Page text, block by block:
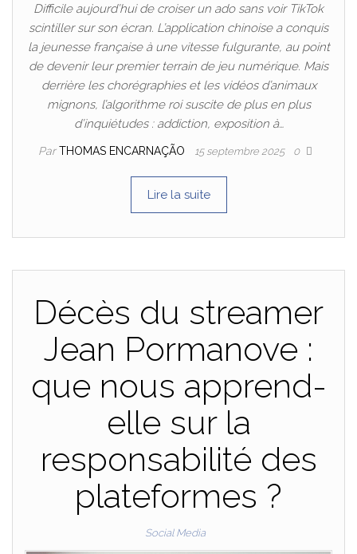
Difficile aujourd’hui de croiser un ado sans voir TikTok
scintiller sur son écran. L’application chinoise a conquis
la jeunesse française à une vitesse fulgurante, au point
de devenir leur premier terrain de jeu numérique. Mais
derrière les chorégraphies et les vidéos d’animaux
mignons, l’algorithme roi suscite de plus en plus
d’inquiétudes : addiction, exposition à…
ParTHOMAS ENCARNAÇÃO 15 septembre 2025 0
Lire la suite
Décès du streamer
Jean Pormanove :
que nous apprend-
elle sur la
responsabilité des
plateformes ?
Social Media